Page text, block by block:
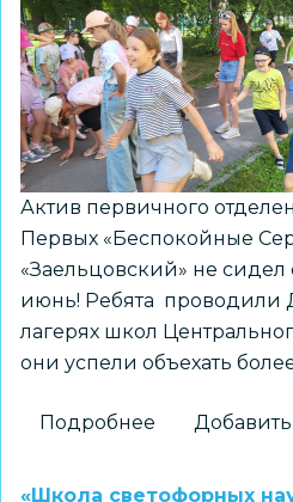
народов
России
Актив первичного
Первых «Беспокойные
«Заельцовский» не сидел
июнь! Ребята проводили
лагерях школ
они успели объехать
Подробнее
сердца»
«Школа светофорных